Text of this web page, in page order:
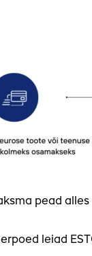
pead
leiad